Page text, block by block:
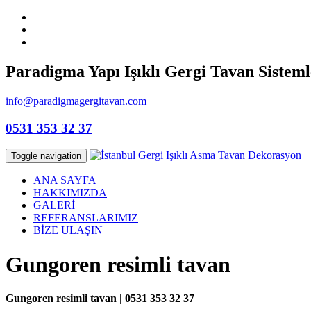
Paradigma Yapı Işıklı Gergi Tavan
info@paradigmagergitavan.com
0531 353 32 37
Toggle navigation
ANA SAYFA
HAKKIMIZDA
GALERİ
REFERANSLARIMIZ
BİZE ULAŞIN
Gungoren resimli tavan
Gungoren resimli tavan | 0531 353 32 37